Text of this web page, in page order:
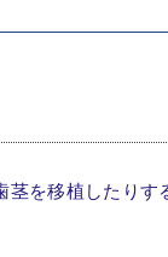
を移植したりす